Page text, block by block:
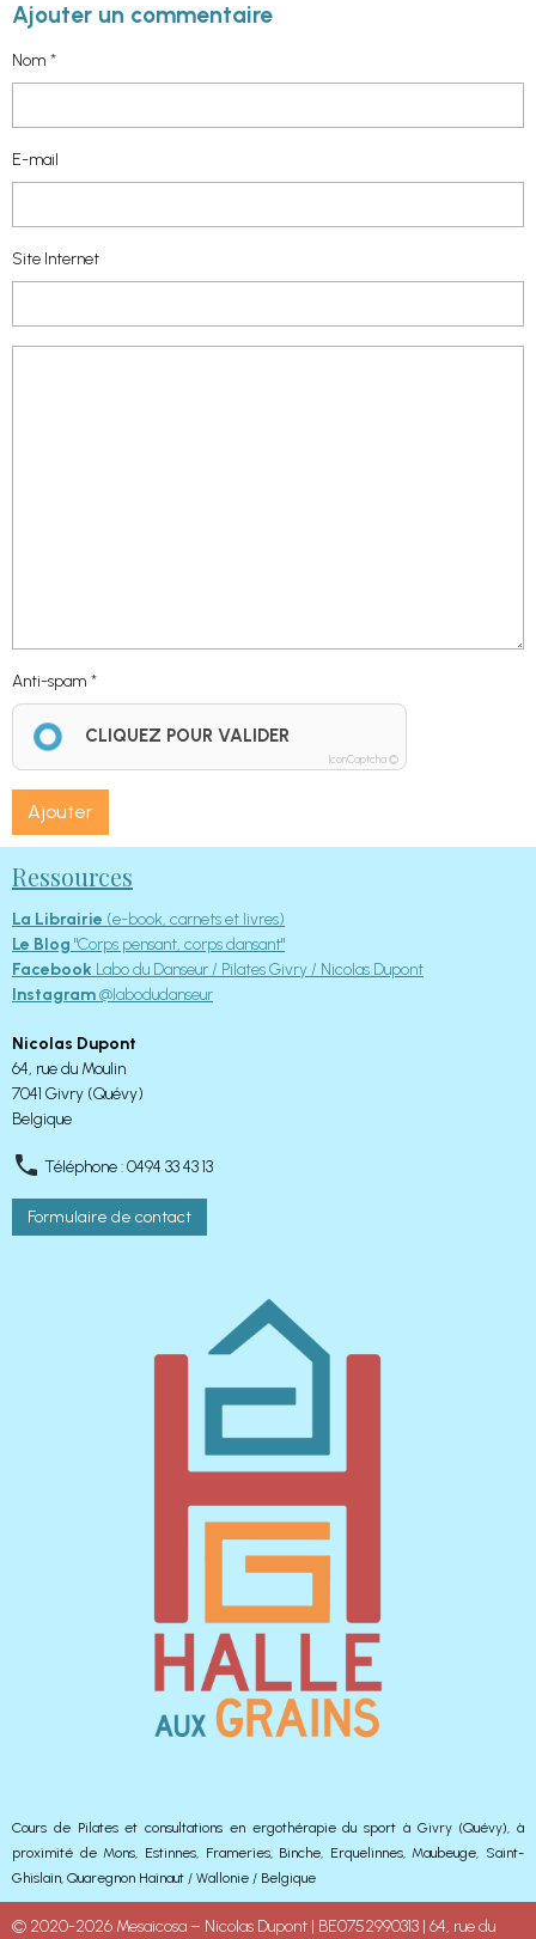
Ajouter un commentaire
Nom
E-mail
Site Internet
Anti-spam
CLIQUEZ POUR VALIDER
IconCaptcha ©
Ajouter
Ressources
La Librairie (e-book, carnets et livres)
Le Blog "Corps pensant, corps dansant"
Facebook Labo du Danseur / Pilates Givry / Nicolas Dupont
Instagram@labodudanseur
Nicolas Dupont
64, rue du Moulin
7041 Givry (Quévy)
Belgique
Téléphone : 0494 33 43 13
Formulaire de contact
Cours de Pilates et consultations en ergothérapie du sport à Givry (Quévy), à
proximité de Mons, Estinnes, Frameries, Binche, Erquelinnes, Maubeuge, Saint-
Ghislain, Quaregnon Hainaut / Wallonie / Belgique
© 2020-2026 Mesaicosa – Nicolas Dupont | BE0752990313 | 64, rue du